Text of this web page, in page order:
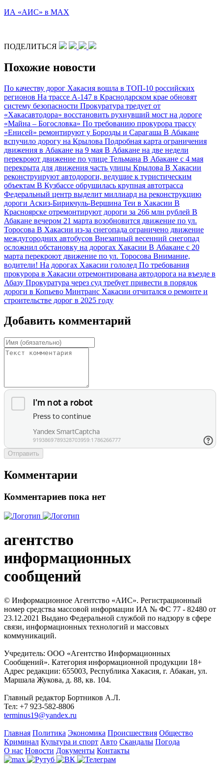
ИА «АИС» в МАХ
ПОДЕЛИТЬСЯ
Похожие новости
По качеству дорог Хакасия вошла в ТОП-10 российских
регионов На трассе А-147 в Краснодарском крае обновят
систему безопасности Прокуратура тредует от
«Хакасавтодора» восстановить рухнувший мост на дороге
«Майна – Богословка» По требованию прокурора трассу
«Енисей» ремонтируют у Борозды и Сарагаша В Абакане
вспучило дорогу на Крылова Подробная карта ограничения
движения в Абакане на 9 мая В Абакане на две недели
перекроют движение по улице Тельмана В Абакане с 4 мая
перекрыта для движения часть улицы Крылова В Хакасии
реконструируют автодороги, ведущие к туристическим
объектам В Кузбассе обрушилась крупная автотрасса
Федеральный центр выделит миллиард на реконструкцию
дороги Аскиз-Бирикчуль-Вершина Теи в Хакасии В
Красноярске отремонтируют дороги за 266 млн рублей В
Абакане вечером 21 марта возобновится движение по ул.
Торосова В Хакасии из-за снегопада ограничено движение
междугородних автобусов Внезапный весенний снегопад
осложнил обстановку на дорогах Хакасии В Абакане с 20
марта перекроют движение по ул. Торосова Внимание,
водители! На дорогах Хакасии гололед По требования
прокурора в Хакасии отремонтирована автодорога на въезде в
Абазу Прокуратура через суд требует привести в порядок
дороги в Копьево Минтранс Хакасии отчитался о ремонте и
строительстве дорог в 2025 году
Добавить комментарий
Отправить
Комментарии
Комментариев пока нет
агентство
информационных
сообщений
© Информационное Агентство «АИС». Регистрационный
номер средства массовой информации ИА № ФС 77 - 82480 от
23.12.2021 Выдано Федеральной службой по надзору в сфере
связи, информационных технологий и массовых
коммуникаций.
Учредитель: ООО «Агентство Информационных
Сообщений». Категория информационной продукции 18+
Адрес редакции: 655003, Республика Хакасия, г. Абакан, ул.
Маршала Жукова, д. 88, кв. 104.
Главный редактор Бортников А.Л.
Тел: +7 923-582-8806
terminus19@yandex.ru
Главная Политика Экономика Происшествия Общество
Криминал Культура и спорт Авто Скандалы Погода
О нас Новости Документы Контакты